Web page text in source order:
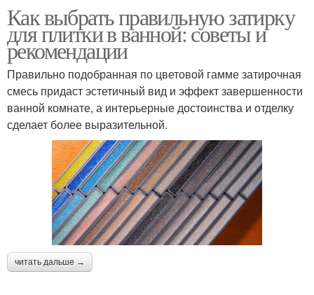
Как выбрать правильную затирку
для плитки в ванной: советы и
рекомендации
Правильно подобранная по цветовой гамме затирочная
смесь придаст эстетичный вид и эффект завершенности
ванной комнате, а интерьерные достоинства и отделку
сделает более выразительной.
читать дальше →